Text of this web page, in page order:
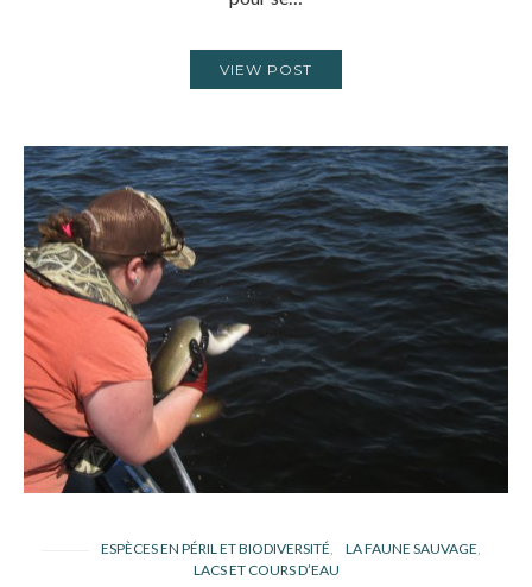
VIEW POST
ESPÈCES EN PÉRIL ET BIODIVERSITÉ
LA FAUNE SAUVAGE
LACS ET COURS D’EAU